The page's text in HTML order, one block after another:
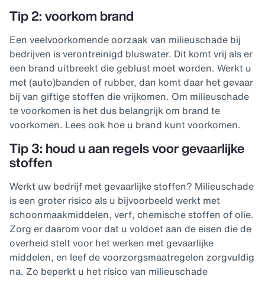
Tip 2: voorkom brand
Een veelvoorkomende oorzaak van milieuschade bij
bedrijven is verontreinigd bluswater. Dit komt vrij als er
een brand uitbreekt die geblust moet worden. Werkt u
met (auto)banden of rubber, dan komt daar het gevaar
bij van giftige stoffen die vrijkomen. Om milieuschade
te voorkomen is het dus belangrijk om brand te
voorkomen. Lees ook hoe u brand kunt voorkomen.
Tip 3: houd u aan regels voor gevaarlijke
stoffen
Werkt uw bedrijf met gevaarlijke stoffen? Milieuschade
is een groter risico als u bijvoorbeeld werkt met
schoonmaakmiddelen, verf, chemische stoffen of olie.
Zorg er daarom voor dat u voldoet aan de eisen die de
overheid stelt voor het werken met gevaarlijke
middelen, en leef de voorzorgsmaatregelen zorgvuldig
na. Zo beperkt u het risico van milieuschade